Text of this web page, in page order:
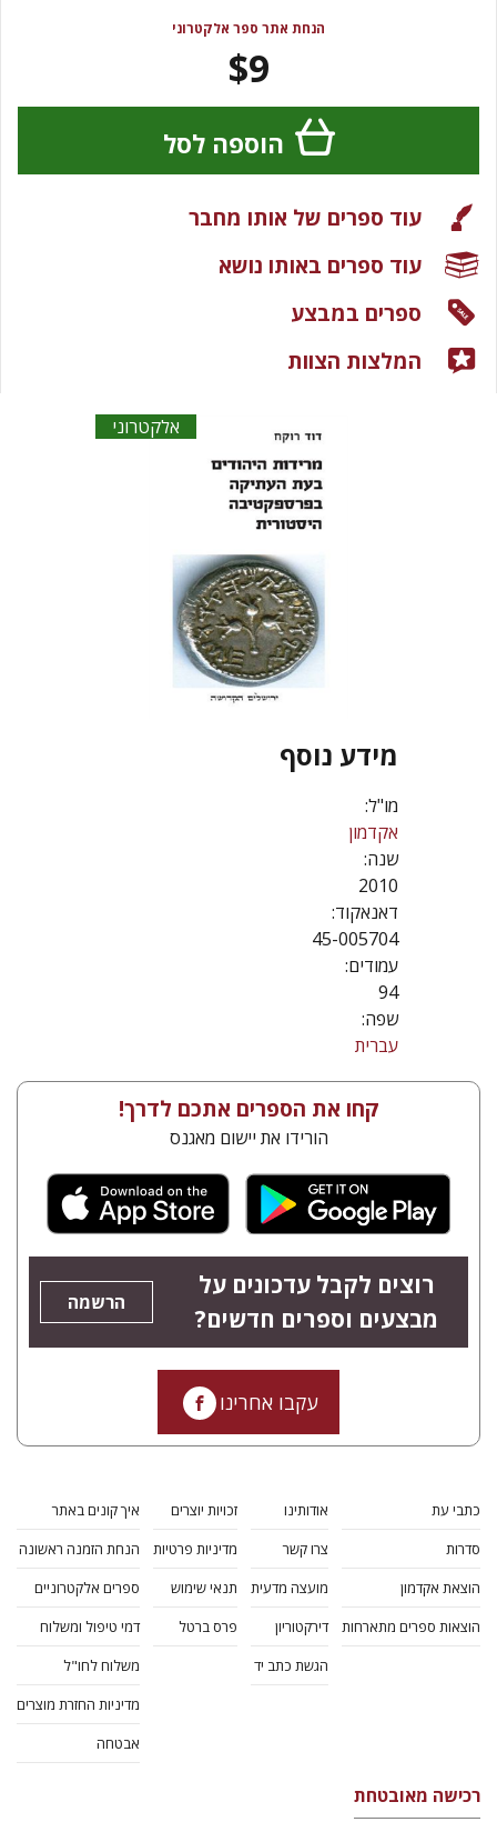
אלקטרוני
מידע נוסף
מו"ל:
אקדמון
שנה:
2010
דאנאקוד:
45-005704
עמודים:
94
שפה:
עברית
הנחת אתר ספר אלקטרוני
$9
הוספה לסל
עוד ספרים של אותו מחבר
עוד ספרים באותו נושא
ספרים במבצע
המלצות הצוות
קחו את הספרים אתכם לדרך!
הורידו את יישום מאגנס
רוצים לקבל עדכונים על
מבצעים וספרים חדשים?
הרשמה
עקבו אחרינו
כתבי עת
סדרות
הוצאת אקדמון
הוצאות ספרים מתארחות
אודותינו
צרו קשר
מועצה מדעית
דירקטוריון
הגשת כתב יד
זכויות יוצרים
מדיניות פרטיות
תנאי שימוש
פרס ברטל
איך קונים באתר
הנחת הזמנה ראשונה
ספרים אלקטרוניים
דמי טיפול ומשלוח
משלוח לחו"ל
מדיניות החזרת מוצרים
אבטחה
רכישה מאובטחת